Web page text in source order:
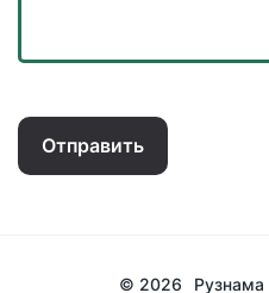
Отправить
© 2026